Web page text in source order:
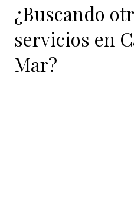
¿Buscando
servicios en
Mar?